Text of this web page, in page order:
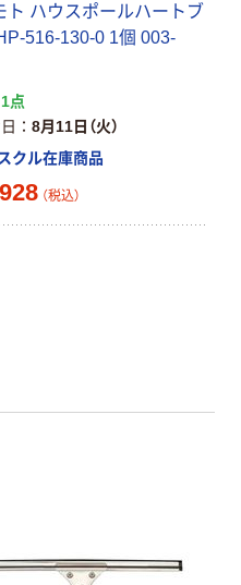
ト ハウスポールハートブ
516-130-0 1個 003-
1点
8月11日（火）
クル在庫商品
（税込）